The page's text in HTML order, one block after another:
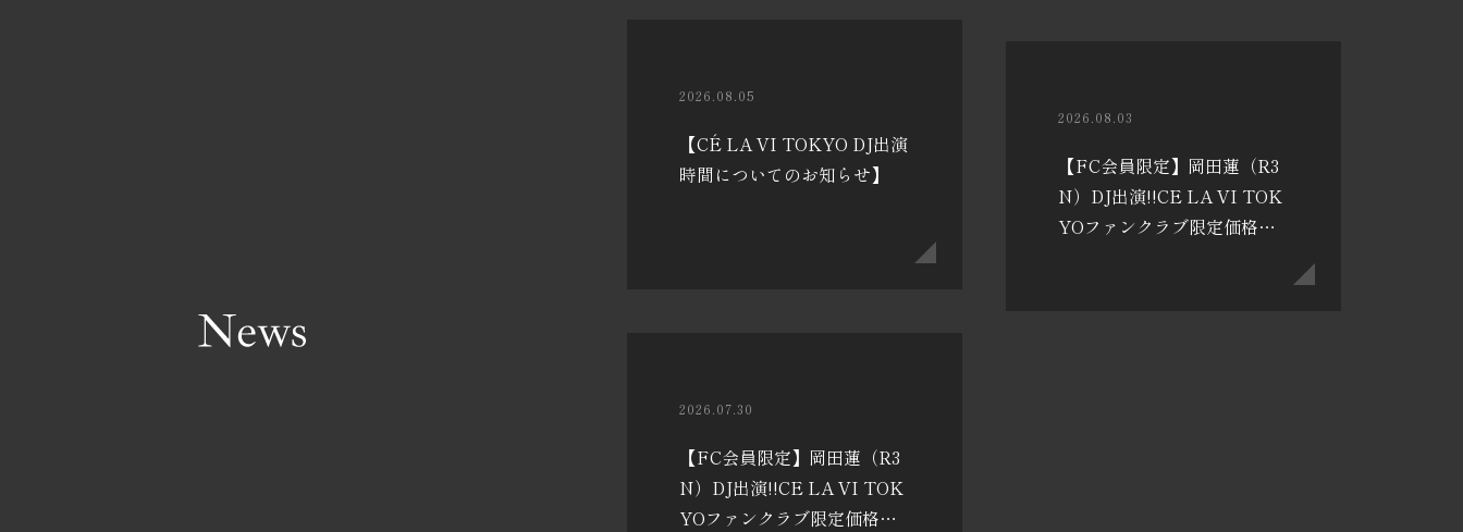
2026.08.05
【CÉ LA VI TOKYO DJ出演
時間についてのお知らせ】
2026.08.03
【FC会員限定】岡田蓮（R3
N）DJ出演!!CE LA VI TOK
YOファンクラブ限定価格の
2026.07.30
【FC会員限定】岡田蓮（R3
N）DJ出演!!CE LA VI TOK
YOファンクラブ限定価格の